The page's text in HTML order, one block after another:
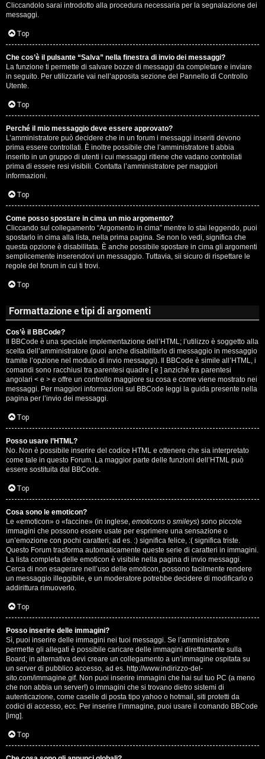
Cliccandolo sarai introdotto alla procedura necessaria per la segnalazione dei
messaggi.
Top
Che cos’è il pulsante “Salva” nella finestra di invio dei messaggi?
La funzione ti permette di salvare bozze di messaggi da completare e inviare
in seguito. Per utilizzarle vai nell’apposita sezione del Pannello di Controllo
Utente.
Top
Perché il mio messaggio deve essere approvato?
L’amministratore può decidere che in un forum i messaggi inseriti devono
prima essere controllati. È inoltre possibile che l’amministratore ti abbia
inserito in un gruppo di utenti i cui messaggi ritiene che vadano controllati
prima di essere resi visibili. Contatta l’amministratore per maggiori
informazioni.
Top
Come posso spostare in cima un mio argomento?
Cliccando sul collegamento “Argomento in cima” mentre lo stai leggendo, puoi
spostarlo in cima alla lista, nella prima pagina. Se non lo vedi, significa che
questa opzione è disabilitata. È anche possibile spostare in cima gli argomenti
semplicemente inserendovi un messaggio. Tuttavia, sii sicuro di rispettare le
regole del forum in cui ti trovi.
Top
Formattazione e tipi di argomenti
Cos’è il BBCode?
Il BBCode è una speciale implementazione dell’HTML; l’utilizzo è soggetto alla
scelta dell’amministratore (puoi anche disabilitarlo di messaggio in messaggio
tramite l’opzione nel modulo di invio messaggi). Il BBCode è simile all’HTML, i
comandi sono racchiusi tra parentesi quadre [ e ] anziché tra parentesi
angolari < e > e offre un controllo maggiore su cosa e come viene mostrato nei
messaggi. Per maggiori informazioni sul BBCode leggi la guida presente nella
pagina per l’invio dei messaggi.
Top
Posso usare l’HTML?
No. Non è possibile inserire del codice HTML e ottenere che sia interpretato
come tale in questo Forum. La maggior parte delle funzioni dell’HTML può
essere sostituita dal BBCode.
Top
Cosa sono le emoticon?
Le «emoticon» o «faccine» (in inglese, emoticons o smileys) sono piccole
immagini che possono essere usate per esprimere una sensazione o
un’emozione con pochi caratteri; ad es. :) significa felice, :( significa triste.
Questo Forum trasforma automaticamente queste serie di caratteri in immagini.
La lista completa delle emoticon è visibile nella pagina di invio messaggi.
Cerca di non esagerare nell’uso delle emoticon, possono facilmente rendere
un messaggio illeggibile, e un moderatore potrebbe decidere di modificarlo o
addirittura rimuoverlo.
Top
Posso inserire delle immagini?
Sì, puoi inserire delle immagini nei tuoi messaggi. Se l’amministratore
permette gli allegati è possibile caricare delle immagini direttamente sulla
Board; in alternativa devi creare un collegamento a un’immagine ospitata su
un server di pubblico accesso, ad es. http://www.indirizzo-del-
sito.com/immagine.gif. Non puoi inserire immagini che hai sul tuo PC (a meno
che non abbia un server!) o immagini che si trovano dietro sistemi di
autenticazione, come caselle di posta tipo yahoo o hotmail, siti protetti da
codici di accesso, ecc. Per inserire l’immagine, puoi usare il comando BBCode
[img].
Top
r
a
t
e
c
o
n
G
i
g
i
D
'
A
g
o
s
t
i
n
o
R
i
f
l
e
s
s
i
o
n
i
C
o
s
a